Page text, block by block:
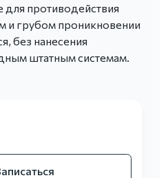
для противодействия
и грубом проникновении
без нанесения
штатным системам.